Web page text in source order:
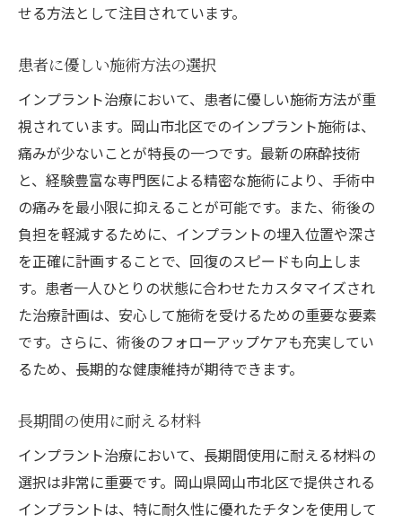
せる方法として注目されています。
患者に優しい施術方法の選択
インプラント治療において、患者に優しい施術方法が重
視されています。岡山市北区でのインプラント施術は、
痛みが少ないことが特長の一つです。最新の麻酔技術
と、経験豊富な専門医による精密な施術により、手術中
の痛みを最小限に抑えることが可能です。また、術後の
負担を軽減するために、インプラントの埋入位置や深さ
を正確に計画することで、回復のスピードも向上しま
す。患者一人ひとりの状態に合わせたカスタマイズされ
た治療計画は、安心して施術を受けるための重要な要素
です。さらに、術後のフォローアップケアも充実してい
るため、長期的な健康維持が期待できます。
長期間の使用に耐える材料
インプラント治療において、長期間使用に耐える材料の
選択は非常に重要です。岡山県岡山市北区で提供される
インプラントは、特に耐久性に優れたチタンを使用して